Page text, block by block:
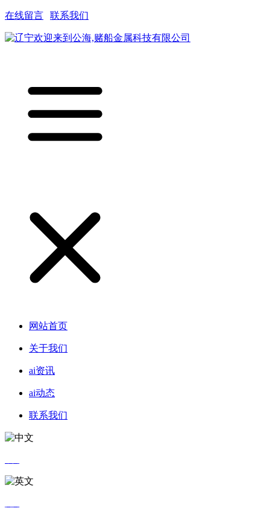
在线留言 联系我们
网站首页
关于我们
ai资讯
ai动态
联系我们